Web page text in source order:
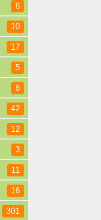
6
10
17
5
8
42
12
3
11
16
301